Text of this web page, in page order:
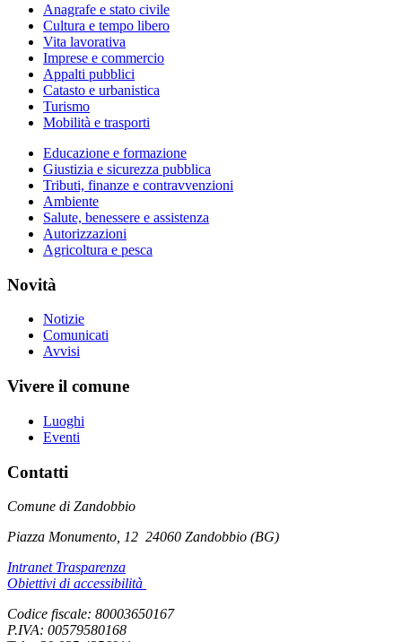
Anagrafe e stato civile
Cultura e tempo libero
Vita lavorativa
Imprese e commercio
Appalti pubblici
Catasto e urbanistica
Turismo
Mobilità e trasporti
Educazione e formazione
Giustizia e sicurezza pubblica
Tributi, finanze e contravvenzioni
Ambiente
Salute, benessere e assistenza
Autorizzazioni
Agricoltura e pesca
Novità
Notizie
Comunicati
Avvisi
Vivere il comune
Luoghi
Eventi
Contatti
Comune di Zandobbio
Piazza Monumento, 12 24060 Zandobbio (BG)
Intranet Trasparenza
Obiettivi di accessibilità
Codice fiscale: 80003650167
P.IVA: 00579580168